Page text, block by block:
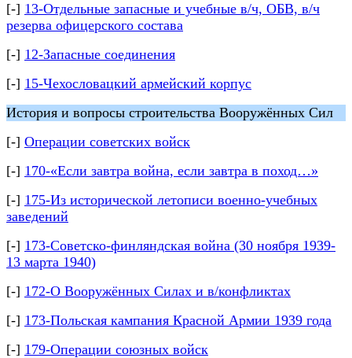
[-] 13-Отдельные запасные и учебные в/ч, ОБВ, в/ч
резерва офицерского состава
[-] 12-Запасные соединения
[-] 15-Чехословацкий армейский корпус
История и вопросы строительства Вооружённых Сил
[-] Операции советских войск
[-] 170-«Если завтра война, если завтра в поход…»
[-] 175-Из исторической летописи военно-учебных
заведений
[-] 173-Советско-финляндская война (30 ноября 1939-
13 марта 1940)
[-] 172-О Вооружённых Силах и в/конфликтах
[-] 173-Польская кампания Красной Армии 1939 года
[-] 179-Операции союзных войск